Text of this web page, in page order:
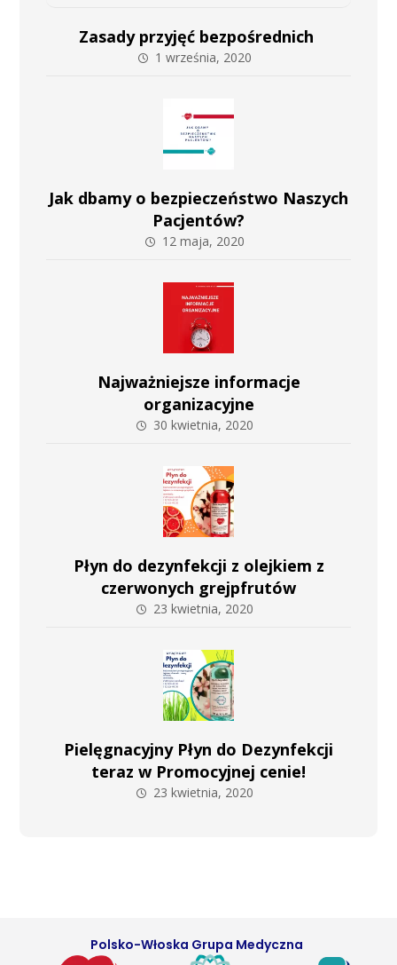
Zasady przyjęć bezpośrednich
1 września, 2020
Jak dbamy o bezpieczeństwo Naszych
Pacjentów?
12 maja, 2020
Najważniejsze informacje
organizacyjne
30 kwietnia, 2020
Płyn do dezynfekcji z olejkiem z
czerwonych grejpfrutów
23 kwietnia, 2020
Pielęgnacyjny Płyn do Dezynfekcji
teraz w Promocyjnej cenie!
23 kwietnia, 2020
Polsko-Włoska Grupa Medyczna